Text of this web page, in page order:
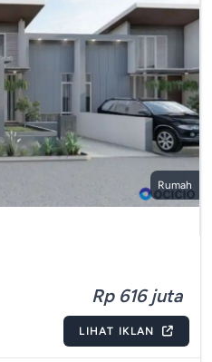
Rumah
Rp 616 juta
LIHAT IKLAN